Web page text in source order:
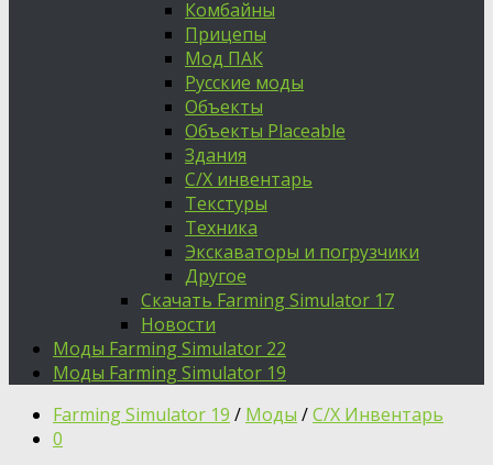
Комбайны
Прицепы
Мод ПАК
Русские моды
Объекты
Объекты Placeable
Здания
С/Х инвентарь
Текстуры
Техника
Экскаваторы и погрузчики
Другое
Скачать Farming Simulator 17
Новости
Моды Farming Simulator 22
Моды Farming Simulator 19
Farming Simulator 19 / Моды /С/Х Инвентарь
0